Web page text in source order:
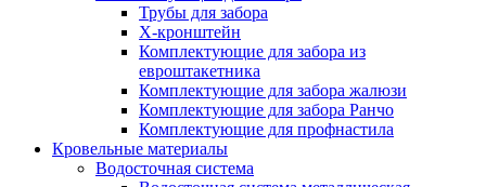
Трубы для забора
Х-кронштейн
Комплектующие для забора из
евроштакетника
Комплектующие для забора жалюзи
Комплектующие для забора Ранчо
Комплектующие для профнастила
Кровельные материалы
Водосточная система